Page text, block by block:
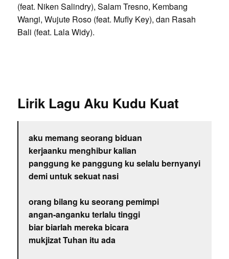
(feat. Niken Salindry), Salam Tresno, Kembang
Wangi, Wujute Roso (feat. Mufly Key), dan Rasah
Bali (feat. Lala Widy).
Lirik Lagu Aku Kudu Kuat
aku memang seorang biduan
kerjaanku menghibur kalian
panggung ke panggung ku selalu bernyanyi
demi untuk sekuat nasi
orang bilang ku seorang pemimpi
angan-anganku terlalu tinggi
biar biarlah mereka bicara
mukjizat Tuhan itu ada